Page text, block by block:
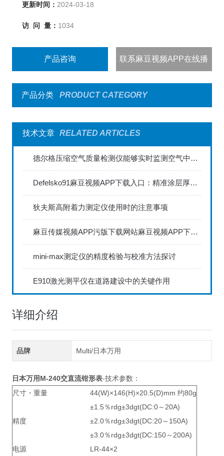
更新时间： 2024-03-18
访 问 量： 1034
产品咨询 联系麻豆视频APP在线播
出
产品分类
PRODUCT CATEGORY
技术文章 RELATED ARTICLES
德尔格压缩空气质量检测仪能够实时监测空气中的污染物浓度
Defelsko91麻豆视频APP下载入口：精准涂层厚度检测的利器
狄夫斯高附着力测定仪使用时的注意事项
麻豆传媒视频APP污版下载网站麻豆视频APP下载IOS具备数据存储和传输功能
mini-max测定仪的精度检验与校准方法探讨
E910激光测平仪在道路建设中的关键作用
详细介绍
品牌 Multi/日本万用
日本万用M-240交直流钳形表-技术参数：
尺寸・重量
44(W)×146(H)×20.5(D)mm 约80g
精度
±1.5％rdg±3dgt(DC:0～20A)
±2.0％rdg±3dgt(DC:20～150A)
±3.0％rdg±3dgt(DC:150～200A)
电源
LR-44×2